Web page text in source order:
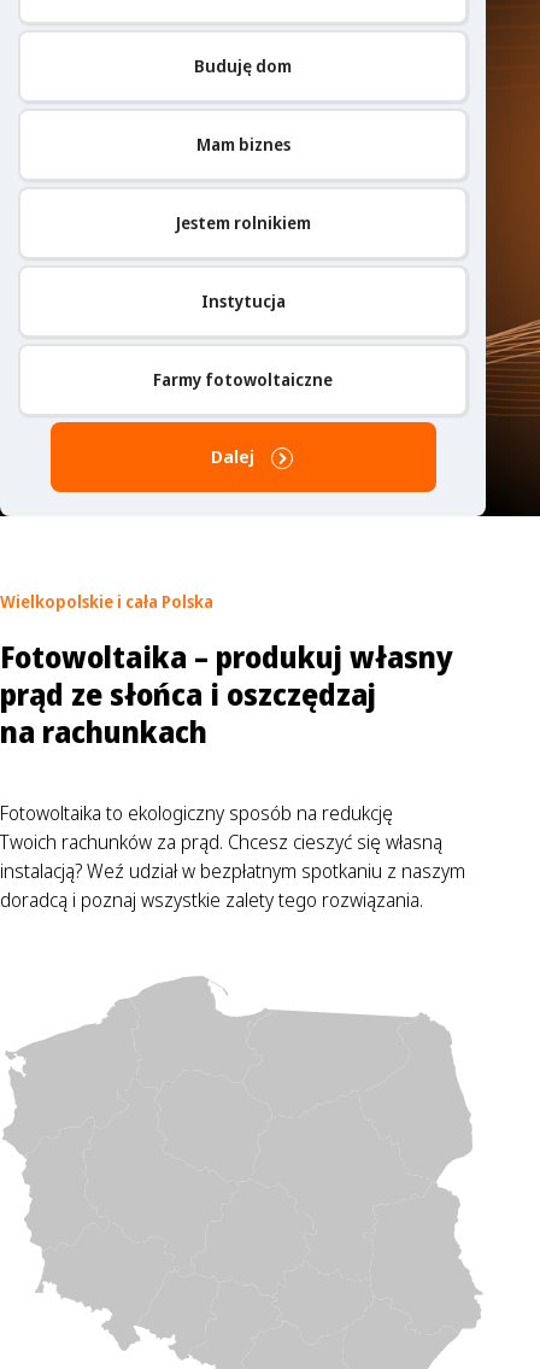
Buduję dom
Mam biznes
Jestem rolnikiem
Instytucja
Farmy fotowoltaiczne
Dalej
Wielkopolskie i cała Polska
Fotowoltaika – produkuj własny
prąd ze słońca i oszczędzaj
na rachunkach
Fotowoltaika to ekologiczny sposób na redukcję
Twoich rachunków za prąd. Chcesz cieszyć się własną
instalacją? Weź udział w bezpłatnym spotkaniu z naszym
doradcą i poznaj wszystkie zalety tego rozwiązania.